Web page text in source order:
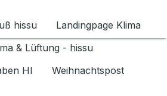
umschalten
hissu
Landingpage Klima
& Lüftung - hissu
HI
Weihnachtspost